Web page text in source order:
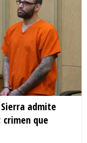
admite
crimen que